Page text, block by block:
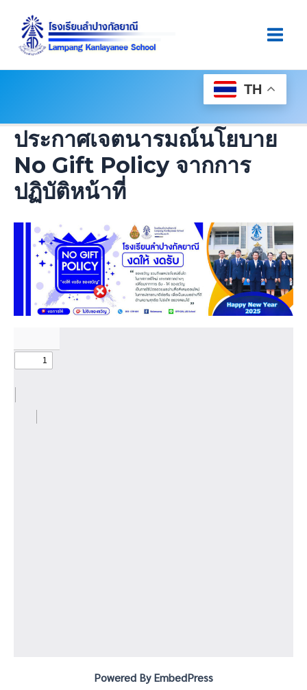
Content
TH
ประกาศเจตนารมณ์นโยบาย
No Gift Policy จากการ
ปฏิบัติหน้าที่
Powered By EmbedPress